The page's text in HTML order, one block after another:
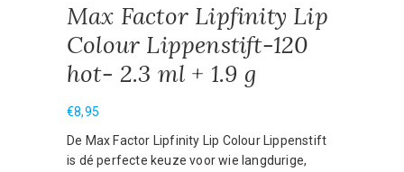
Max Factor Lipfinity Lip
Colour Lippenstift-120
hot- 2.3 ml + 1.9 g
€8,95
De Max Factor Lipfinity Lip Colour Lippenstift
is dé perfecte keuze voor wie langdurige,